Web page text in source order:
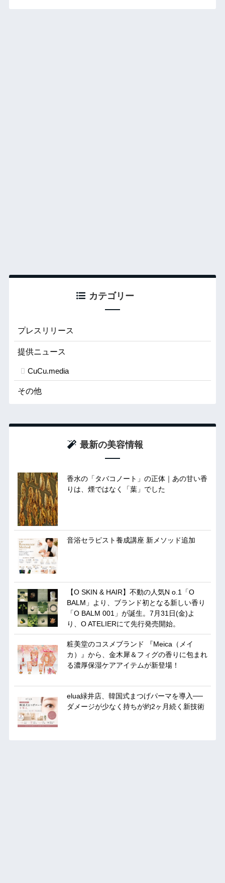
カテゴリー
プレスリリース
提供ニュース
CuCu.media
その他
最新の美容情報
香水の「タバコノート」の正体｜あの甘い香
りは、煙ではなく「葉」でした
音浴セラピスト養成講座 新メソッド追加
【O SKIN & HAIR】不動の人気N o.1「O
BALM」より、ブランド初となる新しい香り
「O BALM 001」が誕生。7月31日(金)よ
り、O ATELIERにて先行発売開始。
粧美堂のコスメブランド 『Meica（メイ
カ）』から、金木犀＆フィグの香りに包まれ
る濃厚保湿ケアアイテムが新登場！
elua緑井店、韓国式まつげパーマを導入──
ダメージが少なく持ちが約2ヶ月続く新技術